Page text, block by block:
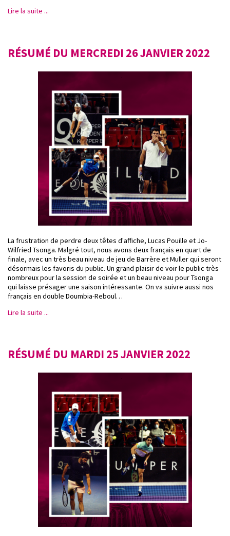
Lire la suite ...
RÉSUMÉ DU MERCREDI 26 JANVIER 2022
La frustration de perdre deux têtes d'affiche, Lucas Pouille et Jo-
Wilfried Tsonga. Malgré tout, nous avons deux français en quart de
finale, avec un très beau niveau de jeu de Barrère et Muller qui seront
désormais les favoris du public. Un grand plaisir de voir le public très
nombreux pour la session de soirée et un beau niveau pour Tsonga
qui laisse présager une saison intéressante. On va suivre aussi nos
français en double Doumbia-Reboul…
Lire la suite ...
RÉSUMÉ DU MARDI 25 JANVIER 2022